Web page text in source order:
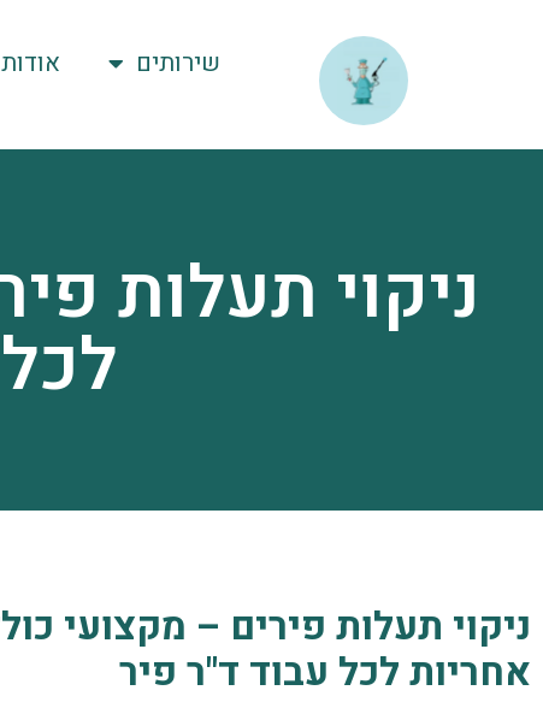
שירותים אודות
ניקוי תעלות
ניקוי תעלות פירים – מקצועי
אחריות לכל עבוד ד"ר פיר